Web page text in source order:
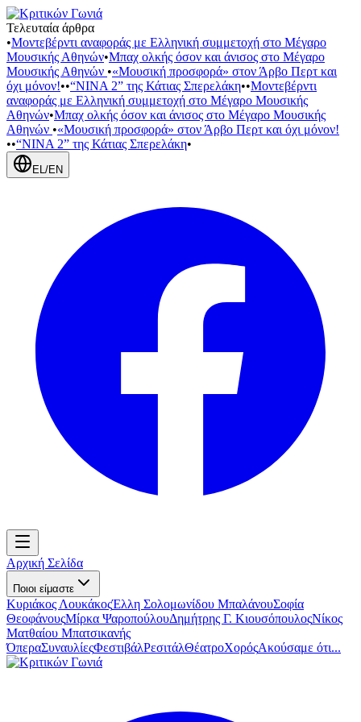
Τελευταία άρθρα
•Μοντεβέρντι αναφοράς με Ελληνική συμμετοχή στο Μέγαρο
Μουσικής Αθηνών•Μπαχ ολκής όσον και άνισος στο Μέγαρο
Μουσικής Αθηνών •«Μουσική προσφορά» στον Άρβο Περτ και
όχι μόνον!••“NINA 2” της Κάτιας Σπερελάκη••Μοντεβέρντι
αναφοράς με Ελληνική συμμετοχή στο Μέγαρο Μουσικής
Αθηνών•Μπαχ ολκής όσον και άνισος στο Μέγαρο Μουσικής
Αθηνών •«Μουσική προσφορά» στον Άρβο Περτ και όχι μόνον!
••“NINA 2” της Κάτιας Σπερελάκη•
EL/EN
Αρχική Σελίδα
Ποιοι είμαστε
Κυριάκος ΛουκάκοςΈλλη Σολομωνίδου ΜπαλάνουΣοφία
ΘεοφάνουςΜίρκα ΨαροπούλουΔημήτρης Γ. ΚιουσόπουλοςΝίκος
Ματθαίου Μπατσικανής
ΌπεραΣυναυλίεςΦεστιβάλΡεσιτάλΘέατροΧορόςΑκούσαμε ότι...